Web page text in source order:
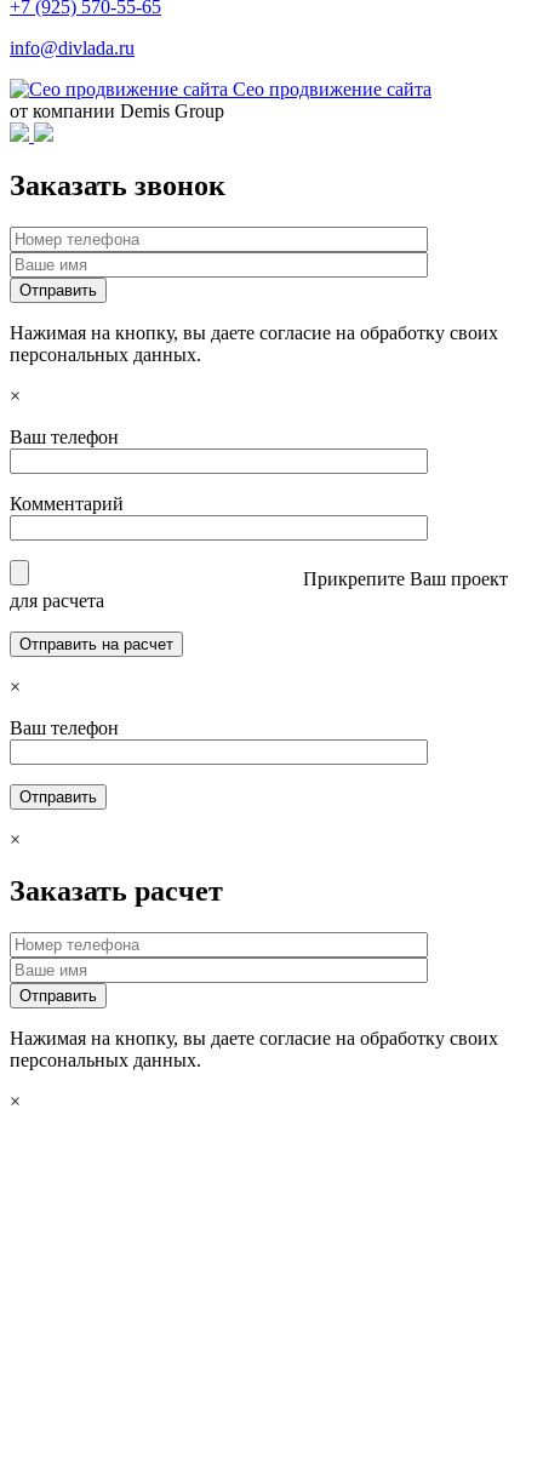
+7 (925) 570-55-65
info@divlada.ru
Сео продвижение сайта
от компании Demis Group
Заказать звонок
Нажимая на кнопку, вы даете согласие на обработку своих
персональных данных.
×
Ваш телефон
Комментарий
Прикрепите Ваш проект
для расчета
×
Ваш телефон
×
Заказать расчет
Нажимая на кнопку, вы даете согласие на обработку своих
персональных данных.
×